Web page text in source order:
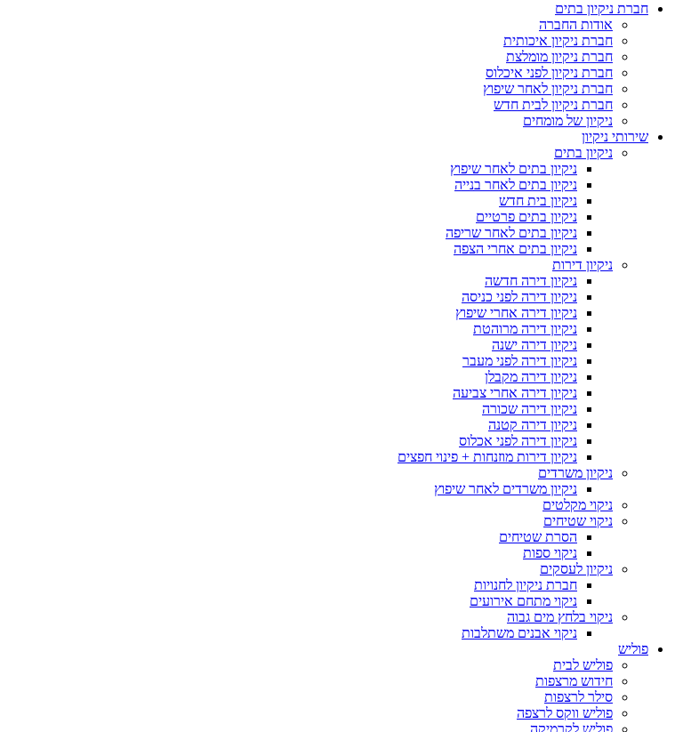
חברת ניקיון בתים
אודות החברה
חברת ניקיון איכותית
חברת ניקיון מומלצת
חברת ניקיון לפני איכלוס
חברת ניקיון לאחר שיפוץ
חברת ניקיון לבית חדש
ניקיון של מומחים
שירותי ניקיון
ניקיון בתים
ניקיון בתים לאחר שיפוץ
ניקיון בתים לאחר בנייה
ניקיון בית חדש
ניקיון בתים פרטיים
ניקיון בתים לאחר שריפה
ניקיון בתים אחרי הצפה
ניקיון דירות
ניקיון דירה חדשה
ניקיון דירה לפני כניסה
ניקיון דירה אחרי שיפוץ
ניקיון דירה מרוהטת
ניקיון דירה ישנה
ניקיון דירה לפני מעבר
ניקיון דירה מקבלן
ניקיון דירה אחרי צביעה
ניקיון דירה שכורה
ניקיון דירה קטנה
ניקיון דירה לפני אכלוס
ניקיון דירות מוזנחות + פינוי חפצים
ניקיון משרדים
ניקיון משרדים לאחר שיפוץ
ניקוי מקלטים
ניקוי שטיחים
הסרת שטיחים
ניקוי ספות
ניקיון לעסקים
חברת ניקיון לחנויות
ניקוי מתחם אירועים
ניקוי בלחץ מים גבוה
ניקוי אבנים משתלבות
פוליש
פוליש לבית
חידוש מרצפות
סילר לרצפות
פוליש ווקס לרצפה
פוליש לקרמיקה